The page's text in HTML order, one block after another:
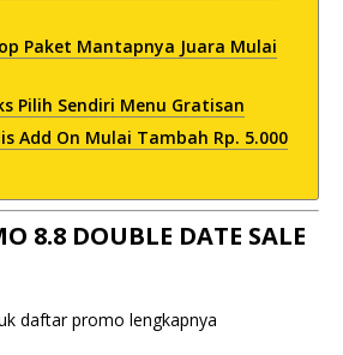
Paket Mantapnya Juara Mulai
Pilih Sendiri Menu Gratisan
Add On Mulai Tambah Rp. 5.000
8.8 DOUBLE DATE SALE
daftar promo lengkapnya